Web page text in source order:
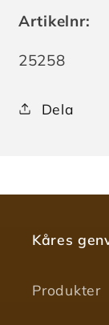
Artikelnr:
25258
Dela
Kåres
Produkter